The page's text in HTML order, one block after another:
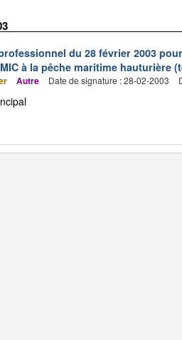
du 28 février 2003
à la pêche maritime hauturière
Autre Date de signature : 28-02-2003